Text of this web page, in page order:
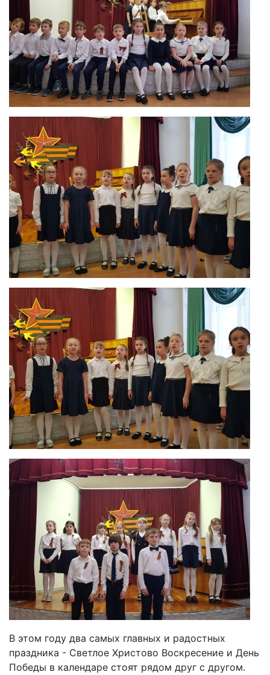
В этом году два самых главных и радостных
праздника - Светлое Христово Воскресение и День
Победы в календаре стоят рядом друг с другом.